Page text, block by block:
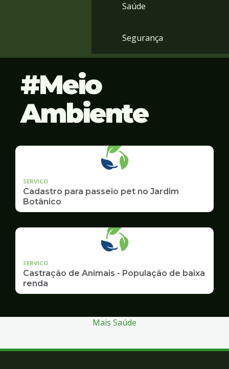
Saúde
Segurança
Meio
Ambiente
SERVICO
Cadastro para passeio pet no Jardim
Botânico
SERVICO
Castração de Animais - População de baixa
renda
Mais Saúde